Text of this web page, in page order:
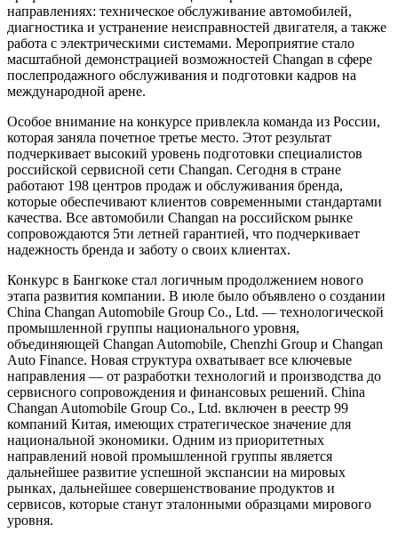
направлениях: техническое обслуживание автомобилей,
диагностика и устранение неисправностей двигателя, а также
работа с электрическими системами. Мероприятие стало
масштабной демонстрацией возможностей Changan в сфере
послепродажного обслуживания и подготовки кадров на
международной арене.
Особое внимание на конкурсе привлекла команда из России,
которая заняла почетное третье место. Этот результат
подчеркивает высокий уровень подготовки специалистов
российской сервисной сети Changan. Сегодня в стране
работают 198 центров продаж и обслуживания бренда,
которые обеспечивают клиентов современными стандартами
качества. Все автомобили Changan на российском рынке
сопровождаются 5ти летней гарантией, что подчеркивает
надежность бренда и заботу о своих клиентах.
Конкурс в Бангкоке стал логичным продолжением нового
этапа развития компании. В июле было объявлено о создании
China Changan Automobile Group Co., Ltd. — технологической
промышленной группы национального уровня,
объединяющей Changan Automobile, Chenzhi Group и Changan
Auto Finance. Новая структура охватывает все ключевые
направления — от разработки технологий и производства до
сервисного сопровождения и финансовых решений. China
Changan Automobile Group Co., Ltd. включен в реестр 99
компаний Китая, имеющих стратегическое значение для
национальной экономики. Одним из приоритетных
направлений новой промышленной группы является
дальнейшее развитие успешной экспансии на мировых
рынках, дальнейшее совершенствование продуктов и
сервисов, которые станут эталонными образцами мирового
уровня.